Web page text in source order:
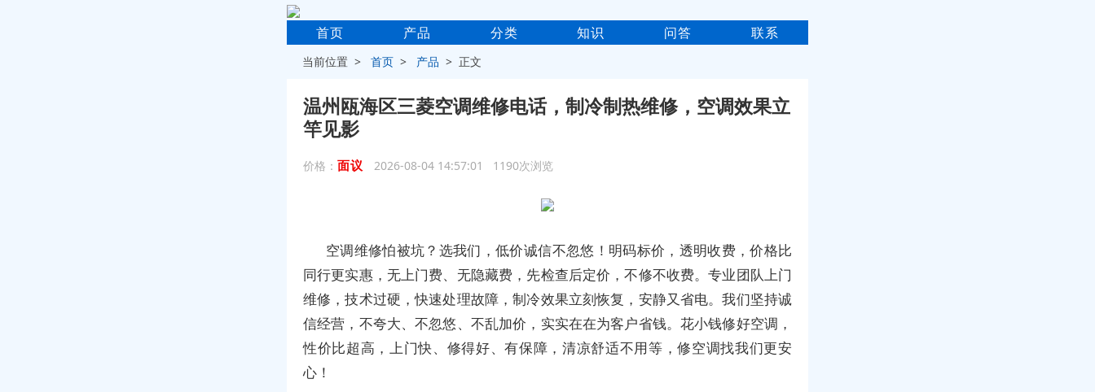
首页 产品 分类 知识 问答 联系
当前位置 >首页 > 产品 > 正文
温州瓯海区三菱空调维修电话，制冷制热维修，空调效果立
竿见影
价格： 面议 2026-08-04 14:57:01 1190次浏览
空调维修怕被坑？选我们，低价诚信不忽悠！明码标价，透明收费，价格比
同行更实惠，无上门费、无隐藏费，先检查后定价，不修不收费。专业团队上门
维修，技术过硬，快速处理故障，制冷效果立刻恢复，安静又省电。我们坚持诚
信经营，不夸大、不忽悠、不乱加价，实实在在为客户省钱。花小钱修好空调，
性价比超高，上门快、修得好、有保障，清凉舒适不用等，修空调找我们更安
心！